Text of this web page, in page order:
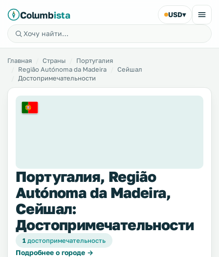
Columbista USD▾
Главная Страны
Португалия
Região Autónoma da Madeira
Сейшал
Достопримечательности
Португалия, Região
Autónoma da Madeira,
Сейшал:
Достопримечательности
1достопримечательность
Подробнее о городе →